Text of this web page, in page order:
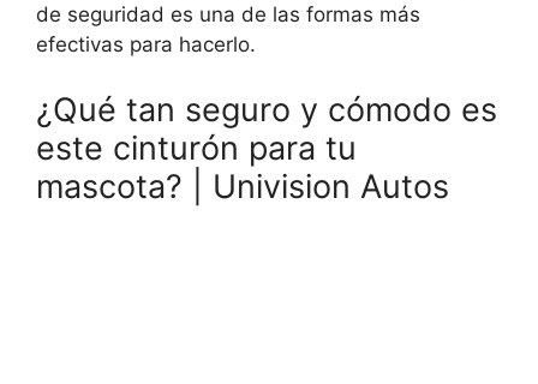
de seguridad es una de las formas más
efectivas para hacerlo.
¿Qué tan seguro y cómodo es
este cinturón para tu
mascota? | Univision Autos